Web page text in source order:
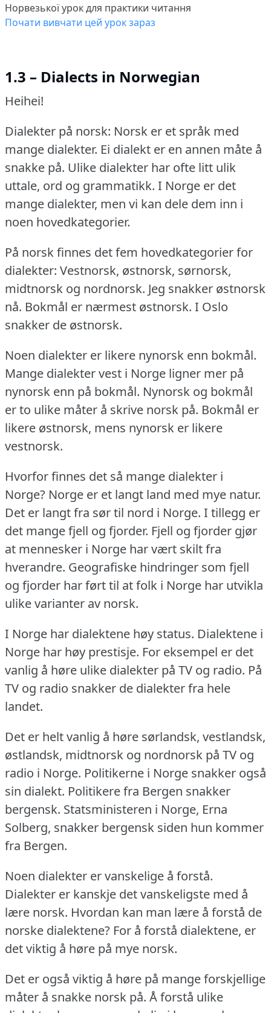
Норвезької урок для практики читання
Почати вивчати цей урок зараз
1.3 – Dialects in Norwegian
Heihei!
Dialekter på norsk: Norsk er et språk med
mange dialekter. Ei dialekt er en annen måte å
snakke på. Ulike dialekter har ofte litt ulik
uttale, ord og grammatikk. I Norge er det
mange dialekter, men vi kan dele dem inn i
noen hovedkategorier.
På norsk finnes det fem hovedkategorier for
dialekter: Vestnorsk, østnorsk, sørnorsk,
midtnorsk og nordnorsk. Jeg snakker østnorsk
nå. Bokmål er nærmest østnorsk. I Oslo
snakker de østnorsk.
Noen dialekter er likere nynorsk enn bokmål.
Mange dialekter vest i Norge ligner mer på
nynorsk enn på bokmål. Nynorsk og bokmål
er to ulike måter å skrive norsk på. Bokmål er
likere østnorsk, mens nynorsk er likere
vestnorsk.
Hvorfor finnes det så mange dialekter i
Norge? Norge er et langt land med mye natur.
Det er langt fra sør til nord i Norge. I tillegg er
det mange fjell og fjorder. Fjell og fjorder gjør
at mennesker i Norge har vært skilt fra
hverandre. Geografiske hindringer som fjell
og fjorder har ført til at folk i Norge har utvikla
ulike varianter av norsk.
I Norge har dialektene høy status. Dialektene i
Norge har høy prestisje. For eksempel er det
vanlig å høre ulike dialekter på TV og radio. På
TV og radio snakker de dialekter fra hele
landet.
Det er helt vanlig å høre sørlandsk, vestlandsk,
østlandsk, midtnorsk og nordnorsk på TV og
radio i Norge. Politikerne i Norge snakker også
sin dialekt. Politikere fra Bergen snakker
bergensk. Statsministeren i Norge, Erna
Solberg, snakker bergensk siden hun kommer
fra Bergen.
Noen dialekter er vanskelige å forstå.
Dialekter er kanskje det vanskeligste med å
lære norsk. Hvordan kan man lære å forstå de
norske dialektene? For å forstå dialektene, er
det viktig å høre på mye norsk.
Det er også viktig å høre på mange forskjellige
måter å snakke norsk på. Å forstå ulike